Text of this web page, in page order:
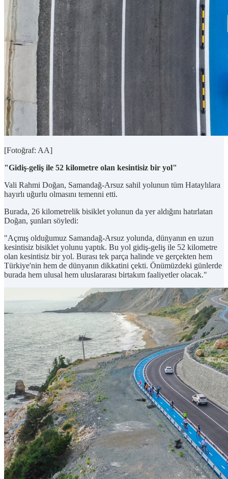
[Fotoğraf: AA]
"Gidiş-geliş ile 52 kilometre olan kesintisiz bir yol"
Vali Rahmi Doğan, Samandağ-Arsuz sahil yolunun tüm Hataylılara
hayırlı uğurlu olmasını temenni etti.
Burada, 26 kilometrelik bisiklet yolunun da yer aldığını hatırlatan
Doğan, şunları söyledi:
"Açmış olduğumuz Samandağ-Arsuz yolunda, dünyanın en uzun
kesintisiz bisiklet yolunu yaptık. Bu yol gidiş-geliş ile 52 kilometre
olan kesintisiz bir yol. Burası tek parça halinde ve gerçekten hem
Türkiye'nin hem de dünyanın dikkatini çekti. Önümüzdeki günlerde
burada hem ulusal hem uluslararası birtakım faaliyetler olacak."